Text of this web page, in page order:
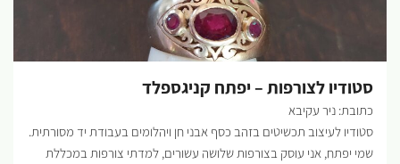
ids="36409,36407,36405,36403,36401,36399,36397,36395,36413"
orderby="rand"]...
סטודיו לצורפות – יפתח קניגספלד
כתובת: ניר עקיבא
סטודיו לעיצוב תכשיטים בזהב כסף אבני חן ויהלומים בעבודת יד מסורתית.
שמי יפתח, אני עוסק בצורפות שלושה עשורים, למדתי צורפות במכללת